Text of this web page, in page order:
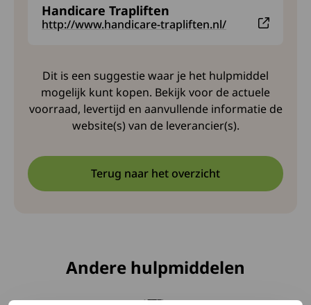
Handicare Trapliften
http://www.handicare-trapliften.nl/
Deze link leidt naar een externe website en opent
Dit is een suggestie waar je het hulpmiddel
mogelijk kunt kopen. Bekijk voor de actuele
voorraad, levertijd en aanvullende informatie de
website(s) van de leverancier(s).
Terug naar het overzicht
Andere hulpmiddelen